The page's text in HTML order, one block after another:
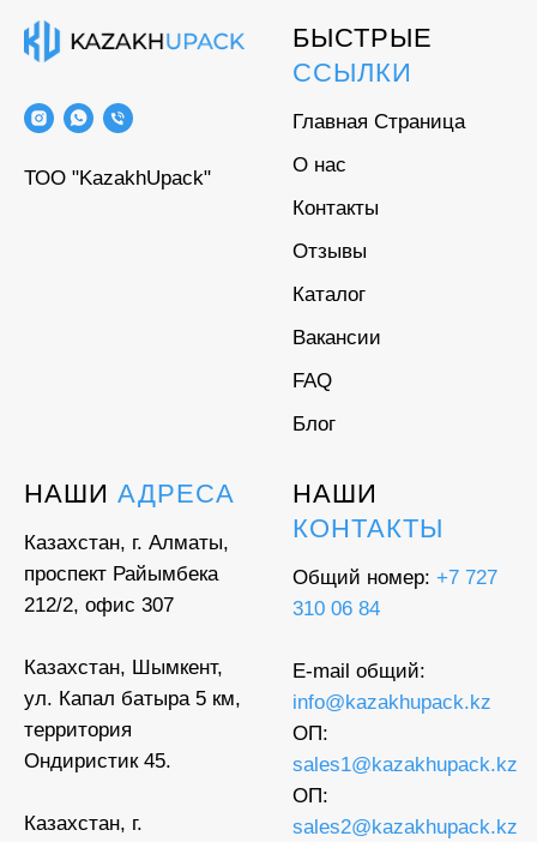
ТОО "KazakhUpack"
БЫСТРЫЕ
ССЫЛКИ
Главная Страница
О нас
Контакты
Отзывы
Каталог
Вакансии
FAQ
Блог
НАШИ АДРЕСА
Казахстан, г. Алматы,
проспект Райымбека
212/2, офис 307
Казахстан, Шымкент,
ул. Капал батыра 5 км,
территория
Ондиристик 45.
Казахстан, г.
НАШИ
КОНТАКТЫ
Общий номер: +7 727
310 06 84
E-mail общий:
info@kazakhupack.kz
ОП:
sales1@kazakhupack.kz
ОП:
sales2@kazakhupack.kz